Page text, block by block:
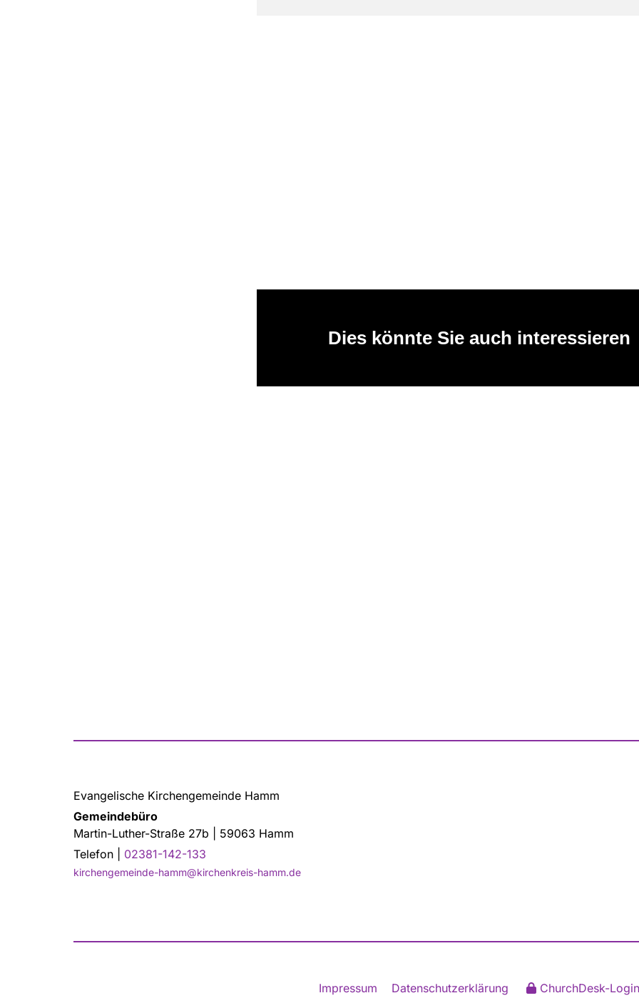
Dies könnte Sie auch interessieren
Evangelische Kirchengemeinde Hamm
Gemeindebüro
Martin-Luther-Straße 27b | 59063 Hamm
Telefon | 02381-142-133
kirchengemeinde-hamm@kirchenkreis-hamm.de
Impressum Datenschutzerklärung ChurchDesk-Login